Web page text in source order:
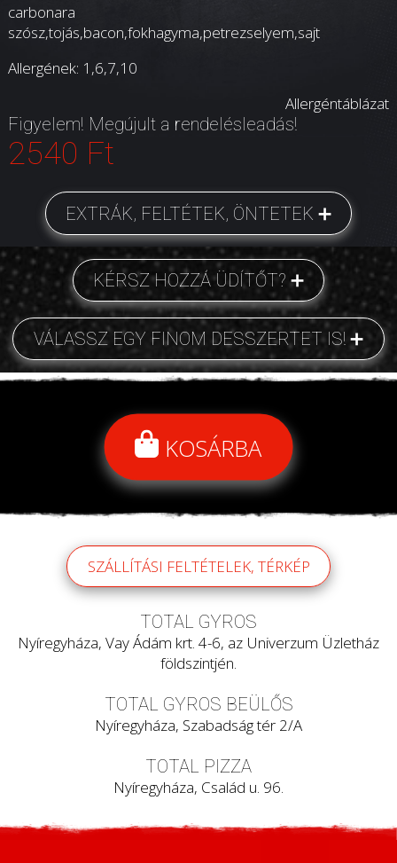
carbonara
szósz,tojás,bacon,fokhagyma,petrezselyem,sajt
Allergének: 1,6,7,10
Allergéntáblázat
Figyelem! Megújult a rendelésleadás!
2540 Ft
EXTRÁK, FELTÉTEK, ÖNTETEK
KÉRSZ HOZZÁ ÜDÍTŐT?
VÁLASSZ EGY FINOM DESSZERTET IS!
KOSÁRBA
SZÁLLÍTÁSI FELTÉTELEK, TÉRKÉP
TOTAL GYROS
Nyíregyháza, Vay Ádám krt. 4-6, az Univerzum Üzletház
földszintjén.
TOTAL GYROS BEÜLŐS
Nyíregyháza, Szabadság tér 2/A
TOTAL PIZZA
Nyíregyháza, Család u. 96.